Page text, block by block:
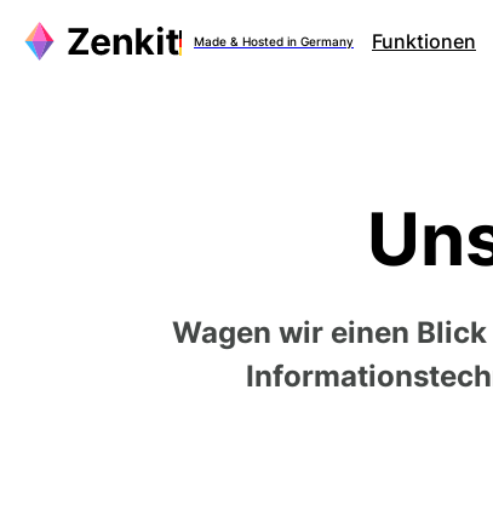
Made & Hosted in Germany Funktionen
Wagen wir einen